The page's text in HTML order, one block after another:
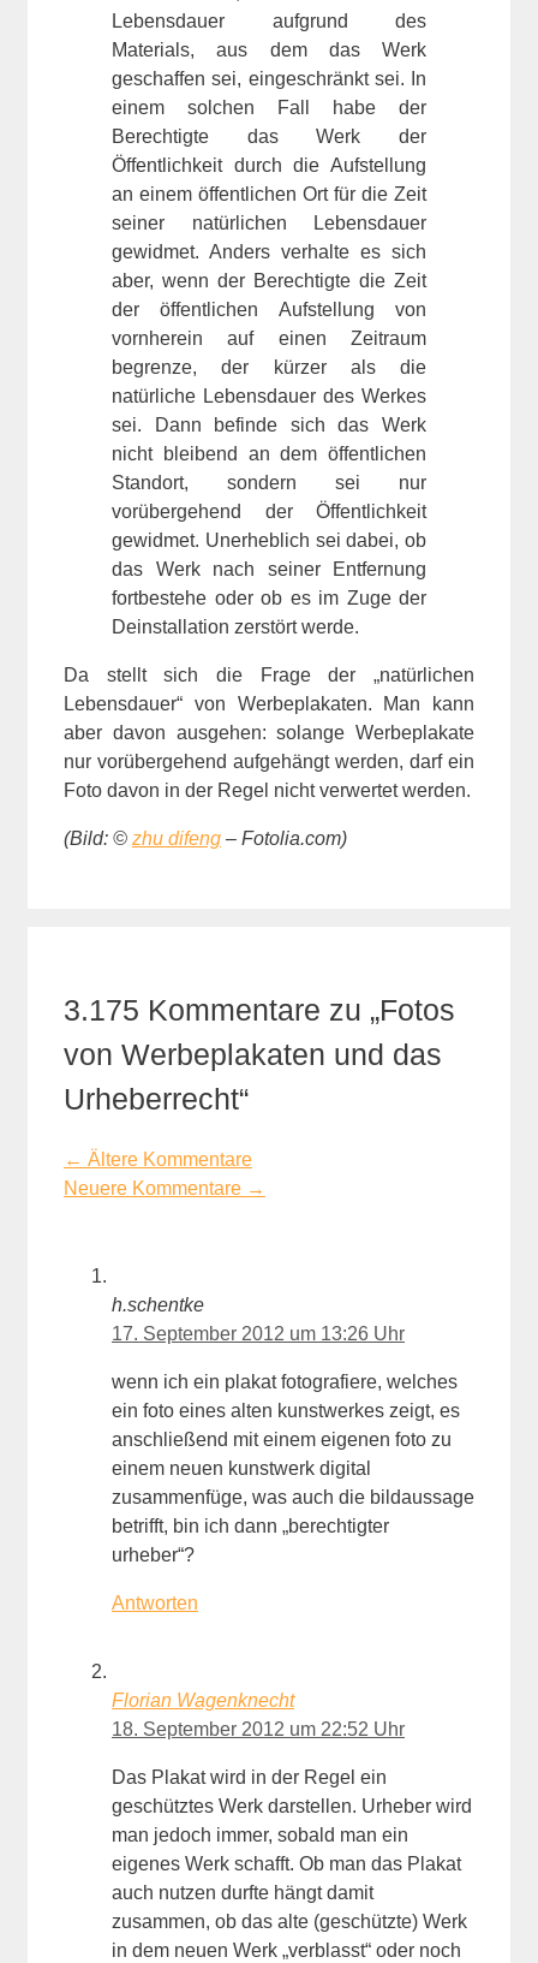
Lebensdauer aufgrund des
Materials, aus dem das Werk
geschaffen sei, eingeschränkt sei. In
einem solchen Fall habe der
Berechtigte das Werk der
Öffentlichkeit durch die Aufstellung
an einem öffentlichen Ort für die Zeit
seiner natürlichen Lebensdauer
gewidmet. Anders verhalte es sich
aber, wenn der Berechtigte die Zeit
der öffentlichen Aufstellung von
vornherein auf einen Zeitraum
begrenze, der kürzer als die
natürliche Lebensdauer des Werkes
sei. Dann befinde sich das Werk
nicht bleibend an dem öffentlichen
Standort, sondern sei nur
vorübergehend der Öffentlichkeit
gewidmet. Unerheblich sei dabei, ob
das Werk nach seiner Entfernung
fortbestehe oder ob es im Zuge der
Deinstallation zerstört werde.
Da stellt sich die Frage der „natürlichen
Lebensdauer“ von Werbeplakaten. Man kann
aber davon ausgehen: solange Werbeplakate
nur vorübergehend aufgehängt werden, darf ein
Foto davon in der Regel nicht verwertet werden.
(Bild: © zhu difeng – Fotolia.com)
3.175 Kommentare zu „Fotos
von Werbeplakaten und das
Urheberrecht“
Kommentarnavigation
← Ältere Kommentare
Neuere Kommentare →
h.schentke
17. September 2012 um 13:26 Uhr
wenn ich ein plakat fotografiere, welches
ein foto eines alten kunstwerkes zeigt, es
anschließend mit einem eigenen foto zu
einem neuen kunstwerk digital
zusammenfüge, was auch die bildaussage
betrifft, bin ich dann „berechtigter
urheber“?
Antworten
Florian Wagenknecht
18. September 2012 um 22:52 Uhr
Das Plakat wird in der Regel ein
geschütztes Werk darstellen. Urheber wird
man jedoch immer, sobald man ein
eigenes Werk schafft. Ob man das Plakat
auch nutzen durfte hängt damit
zusammen, ob das alte (geschützte) Werk
in dem neuen Werk „verblasst“ oder noch